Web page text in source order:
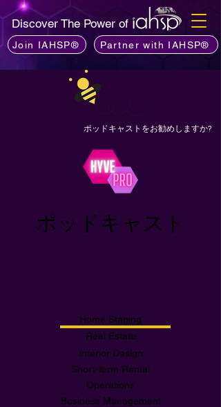
Discover The Power of
Join IAHSP® Partner with IAHSP®
ポッドキャストをお勧めしますか?
ポッドキャスト
Home Staging
Real Estate
Interior Design
Short-term Rental
Operations
Business Management